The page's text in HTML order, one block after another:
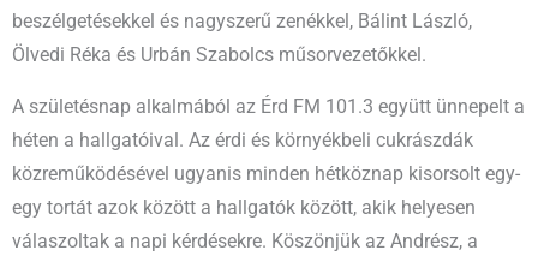
beszélgetésekkel és nagyszerű zenékkel, Bálint László,
Ölvedi Réka és Urbán Szabolcs műsorvezetőkkel.
A születésnap alkalmából az Érd FM 101.3 együtt ünnepelt a
héten a hallgatóival. Az érdi és környékbeli cukrászdák
közreműködésével ugyanis minden hétköznap kisorsolt egy-
egy tortát azok között a hallgatók között, akik helyesen
válaszoltak a napi kérdésekre. Köszönjük az Andrész, a